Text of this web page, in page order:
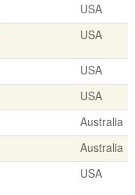
USA
USA
USA
USA
Australia
Australia
USA